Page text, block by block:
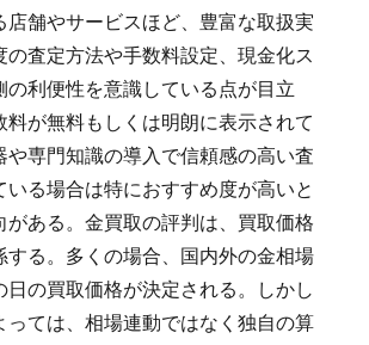
店舗やサービスほど、豊富な取扱実
の査定方法や手数料設定、現金化ス
の利便性を意識している点が目立
料が無料もしくは明朗に表示されて
や専門知識の導入で信頼感の高い査
いる場合は特におすすめ度が高いと
がある。金買取の評判は、買取価格
する。多くの場合、国内外の金相場
日の買取価格が決定される。しかし
っては、相場連動ではなく独自の算